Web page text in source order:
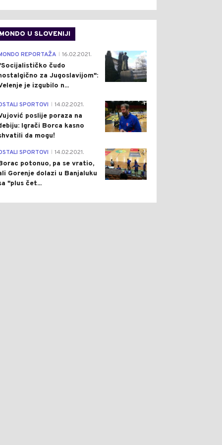
MONDO U SLOVENIJI
4
REPORTAŽA 16.02.2021.
čudo
za Jugoslavijom":
je izgubilo n...
1
SPORTOVI 14.02.2021.
poslije poraza na
Igrači Borca kasno
da mogu!
3
SPORTOVI 14.02.2021.
potonuo, pa se vratio,
Gorenje dolazi u Banjaluku
"plus čet...